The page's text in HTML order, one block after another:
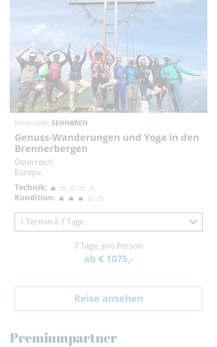
Reisecode: SEHHBREN
Genuss-Wanderungen und Yoga in den
Brennerbergen
Österreich
Europa
Technik:
Kondition:
1 Termin à 7 Tage
7 Tage, pro Person
ab € 1075,-
Reise ansehen
Premiumpartner